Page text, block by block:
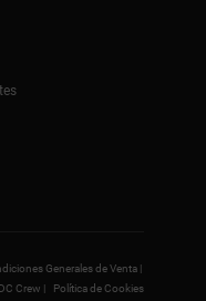
Generales de Venta |
Crew | Política de Cookies